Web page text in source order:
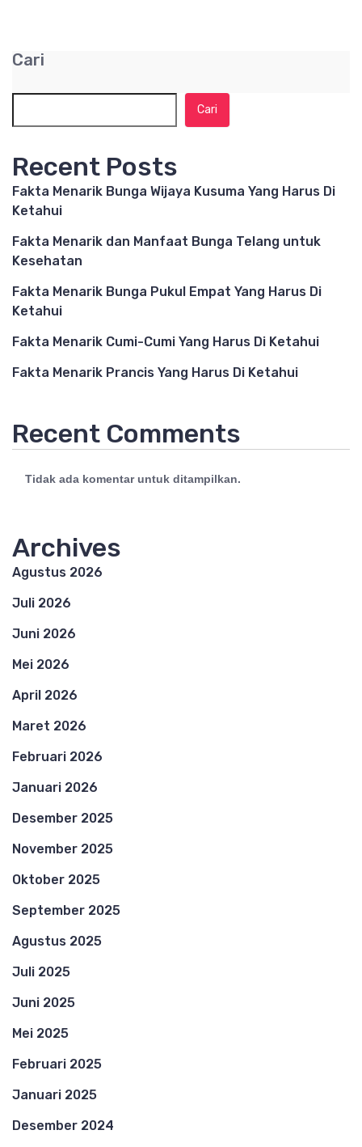
Cari
Cari
Recent Posts
Fakta Menarik Bunga Wijaya Kusuma Yang Harus Di
Ketahui
Fakta Menarik dan Manfaat Bunga Telang untuk
Kesehatan
Fakta Menarik Bunga Pukul Empat Yang Harus Di
Ketahui
Fakta Menarik Cumi-Cumi Yang Harus Di Ketahui
Fakta Menarik Prancis Yang Harus Di Ketahui
Recent Comments
Tidak ada komentar untuk ditampilkan.
Archives
Agustus 2026
Juli 2026
Juni 2026
Mei 2026
April 2026
Maret 2026
Februari 2026
Januari 2026
Desember 2025
November 2025
Oktober 2025
September 2025
Agustus 2025
Juli 2025
Juni 2025
Mei 2025
Februari 2025
Januari 2025
Desember 2024